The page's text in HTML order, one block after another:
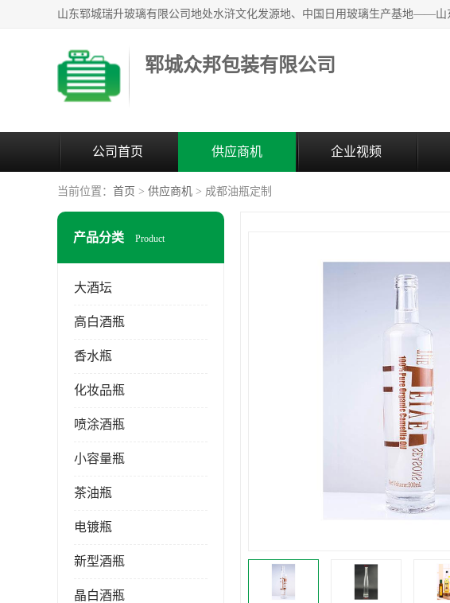
郓城众邦包装有限公司
公司首页 供应商机 企业视频
当前位置： 首页 > 供应商机 > 成都油瓶定制
产品分类 Product
大酒坛
高白酒瓶
香水瓶
化妆品瓶
喷涂酒瓶
小容量瓶
茶油瓶
电镀瓶
新型酒瓶
晶白酒瓶